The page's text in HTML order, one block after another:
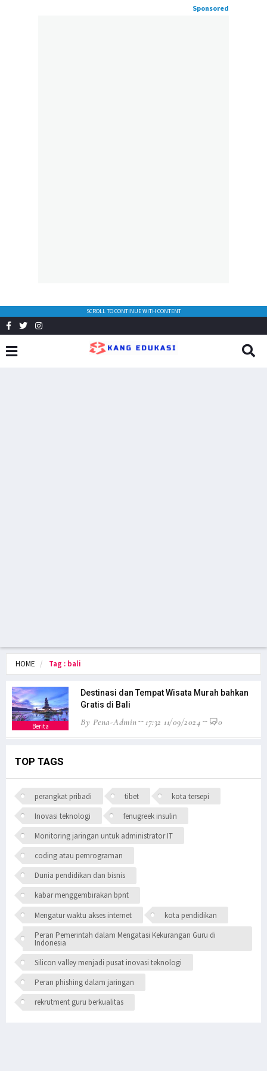
Sponsored
SCROLL TO CONTINUE WITH CONTENT
HOME Tag : bali
Berita
Destinasi dan Tempat Wisata Murah bahkan
Gratis di Bali
By Pena-Admin 17:32 11/09/2024 0
TOP TAGS
perangkat pribadi tibet
kota tersepi
Inovasi teknologi
fenugreek insulin
Monitoring jaringan untuk administrator IT
coding atau pemrograman
Dunia pendidikan dan bisnis
kabar menggembirakan bpnt
Mengatur waktu akses internet
kota pendidikan
Peran Pemerintah dalam Mengatasi Kekurangan Guru di
Indonesia
Silicon valley menjadi pusat inovasi teknologi
Peran phishing dalam jaringan
rekrutment guru berkualitas